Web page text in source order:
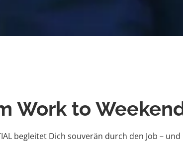
Work to
begleitet Dich souverän durch den Job –